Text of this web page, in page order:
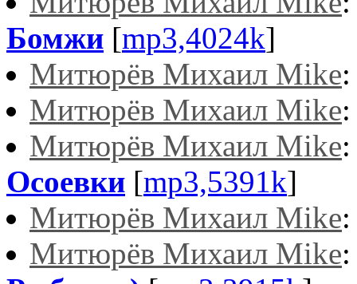
Бомжи [mp3,4024k]
Митюрёв Михаил Mike
Митюрёв Михаил Mike
Митюрёв Михаил Mike
Осоевки [mp3,5391k]
Митюрёв Михаил Mike
Митюрёв Михаил Mike